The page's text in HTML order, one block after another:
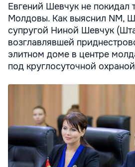
Евгений Шевчук не покидал
Молдовы. Как выяснил NM,
супругой Ниной Шевчук
возглавлявшей
элитном доме в центре
под круглосуточной